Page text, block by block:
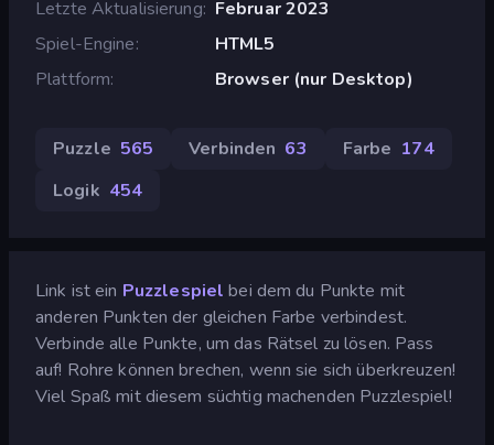
Letzte Aktualisierung Februar 2023
Spiel-Engine
HTML5
Plattform
Browser (nur Desktop)
Puzzle 565 Verbinden 63 Farbe 174
Logik 454
Link ist ein Puzzlespiel bei dem du Punkte mit
anderen Punkten der gleichen Farbe verbindest.
Verbinde alle Punkte, um das Rätsel zu lösen. Pass
auf! Rohre können brechen, wenn sie sich überkreuzen!
Viel Spaß mit diesem süchtig machenden Puzzlespiel!